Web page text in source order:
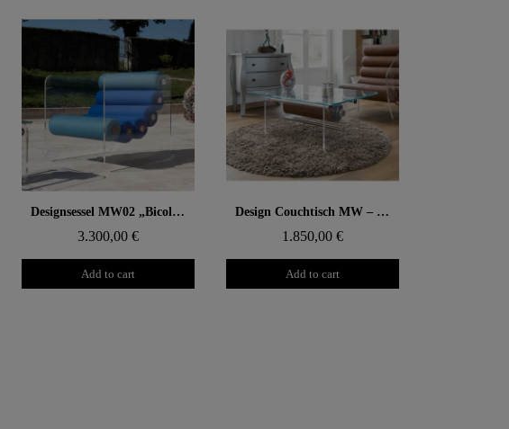
Aperçu rapide Designsessel MW02 „Bicolor“ – Gegossene PMMA-Wände, Sitz aus Alveolarschaum
3.300,00 €
Add to cart
Aperçu rapide Design Couchtisch MW – Glasplatte, TPU Zylinder mit Hülle
1.850,00 €
Add to cart